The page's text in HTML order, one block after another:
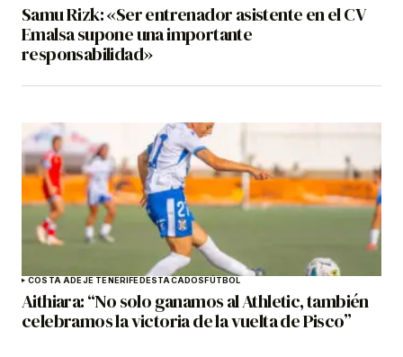
Samu Rizk: «Ser entrenador asistente en el CV
Emalsa supone una importante
responsabilidad»
COSTA ADEJE TENERIFEDESTACADOSFÚTBOL
Aithiara: “No solo ganamos al Athletic, también
celebramos la victoria de la vuelta de Pisco”